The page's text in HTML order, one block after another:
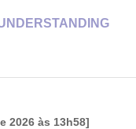
2026 às 13h58]